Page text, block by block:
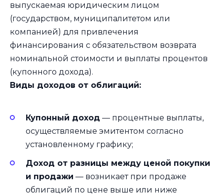
выпускаемая юридическим лицом
(государством, муниципалитетом или
компанией) для привлечения
финансирования с обязательством возврата
номинальной стоимости и выплаты процентов
(купонного дохода).
Виды доходов от облигаций:
Купонный доход — процентные выплаты,
осуществляемые эмитентом согласно
установленному графику;
Доход от разницы между ценой покупки
и продажи — возникает при продаже
облигаций по цене выше или ниже